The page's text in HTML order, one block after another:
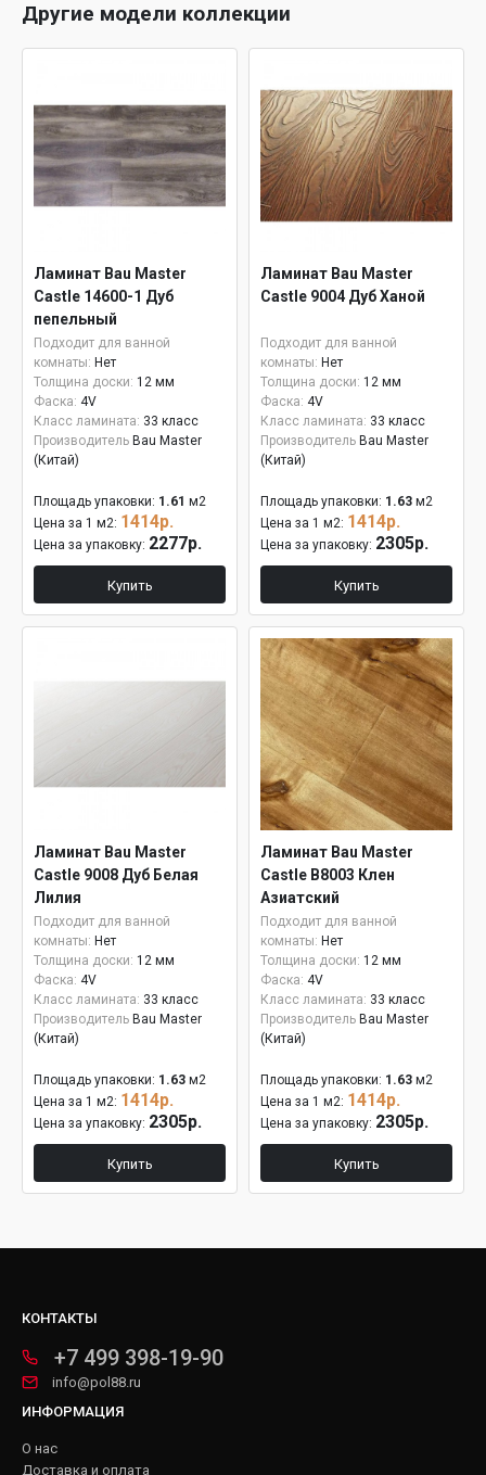
Другие модели коллекции
Ламинат Bau Master
Castle 14600-1 Дуб
пепельный
Подходит для ванной
комнаты: Нет
Толщина доски: 12 мм
Фаска: 4V
Класс ламината: 33 класс
Производитель Bau Master
(Китай)
Площадь упаковки: 1.61 м2
Цена за 1 м2: 1414р.
Цена за упаковку: 2277р.
Купить
Ламинат Bau Master
Castle 9004 Дуб Ханой
Подходит для ванной
комнаты: Нет
Толщина доски: 12 мм
Фаска: 4V
Класс ламината: 33 класс
Производитель Bau Master
(Китай)
Площадь упаковки: 1.63 м2
Цена за 1 м2: 1414р.
Цена за упаковку: 2305р.
Купить
Ламинат Bau Master
Castle 9008 Дуб Белая
Лилия
Подходит для ванной
комнаты: Нет
Толщина доски: 12 мм
Фаска: 4V
Класс ламината: 33 класс
Производитель Bau Master
(Китай)
Площадь упаковки: 1.63 м2
Цена за 1 м2: 1414р.
Цена за упаковку: 2305р.
Купить
Ламинат Bau Master
Castle B8003 Клен
Азиатский
Подходит для ванной
комнаты: Нет
Толщина доски: 12 мм
Фаска: 4V
Класс ламината: 33 класс
Производитель Bau Master
(Китай)
Площадь упаковки: 1.63 м2
Цена за 1 м2: 1414р.
Цена за упаковку: 2305р.
Купить
КОНТАКТЫ
+7 499 398-19-90
info@pol88.ru
ИНФОРМАЦИЯ
О нас
Доставка и оплата